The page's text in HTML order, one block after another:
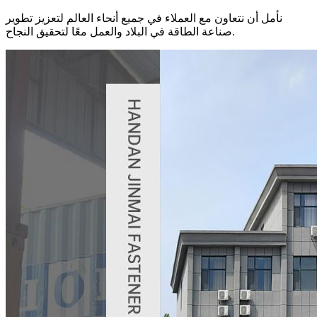
نأمل أن نتعاون مع العملاء في جميع أنحاء العالم لتعزيز تطوير
صناعة الطاقة في البلاد والعمل معًا لتحقيق النجاح.